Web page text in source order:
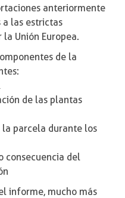
anteriormente
a las estrictas
Unión Europea.
de la
de las plantas
parcela durante los
consecuencia del
informe, mucho más